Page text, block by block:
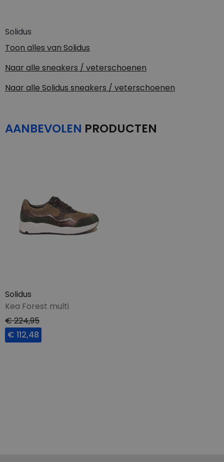
Solidus
Toon alles van Solidus
Naar alle sneakers / veterschoenen
Naar alle Solidus sneakers / veterschoenen
AANBEVOLEN PRODUCTEN
Solidus
Kea Forest multi
€ 224,95
€ 112,48